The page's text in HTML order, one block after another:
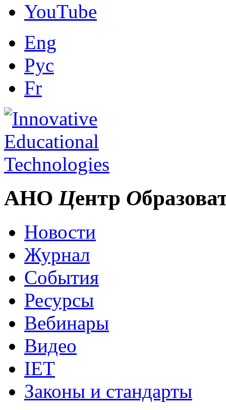
YouTube
Eng
Рус
Fr
АНО Центр О
Новости
Журнал
События
Ресурсы
Вебинары
Видео
IET
Законы и стандарты